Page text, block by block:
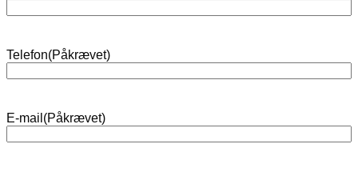
Telefon(Påkrævet)
E-mail (Påkrævet)